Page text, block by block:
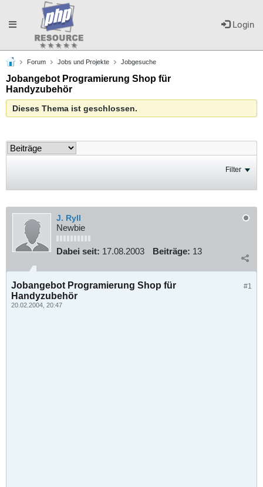
Login
Toggle
navigation
Forum Jobs und Projekte Jobgesuche
Jobangebot Programierung Shop für
Handyzubehör
Dieses Thema ist geschlossen.
Filter
J. Ryll
Newbie
Dabei seit: 17.08.2003 Beiträge: 13
#1
Jobangebot Programierung Shop für
Handyzubehör
20.02.2004, 20:47